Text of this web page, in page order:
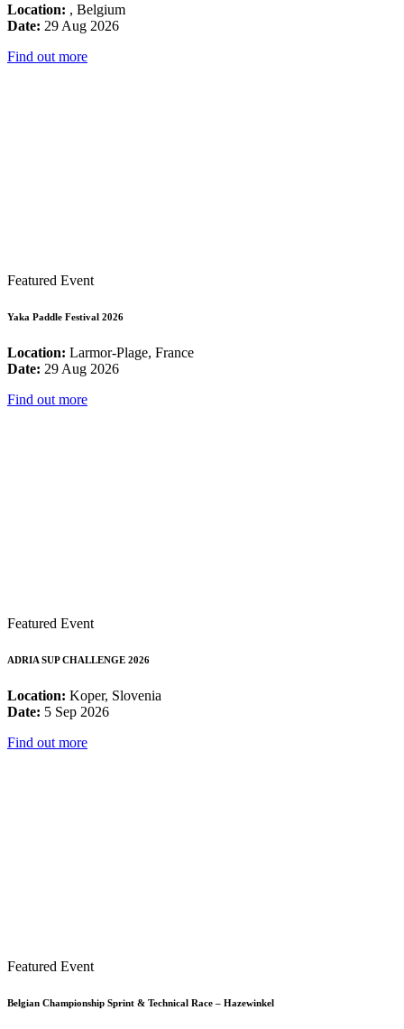
Location: , Belgium
Date: 29 Aug 2026
Find out more
Featured Event
Yaka Paddle Festival 2026
Location: Larmor-Plage, France
Date: 29 Aug 2026
Find out more
Featured Event
ADRIA SUP CHALLENGE 2026
Location: Koper, Slovenia
Date: 5 Sep 2026
Find out more
Featured Event
Belgian Championship Sprint & Technical Race – Hazewinkel